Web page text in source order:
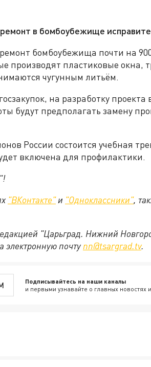
в бомбоубежище
бомбоубежища почти на
производят пластиковые окна,
чугунным литьём.
на разработку проекта
будут предполагать замену
России состоится учебная
включена для профилактики.
"ВКонтакте"и "Одноклассники",
"Царьград. Нижний
электронную почту nn@tsargrad.tv.
Подписывайтесь на наши каналы
и первыми узнавайте о главных новостях